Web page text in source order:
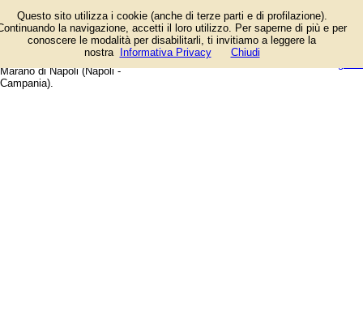
e dei fornitori di servizi e prodotti.
Offerte speciali e notizie di
negozi, aziende, artigiani e
professionisti. Guida web alla città di
Marano di Napoli (Napoli -
Campania).
Questo sito utilizza i cookie (anche di terze parti e di profilazione).
la navigazione, accetti il loro utilizzo. Per saperne di più e per
conoscere le modalità per disabilitarli, ti invitiamo a leggere la
nostra
Informativa Privacy Chiudi